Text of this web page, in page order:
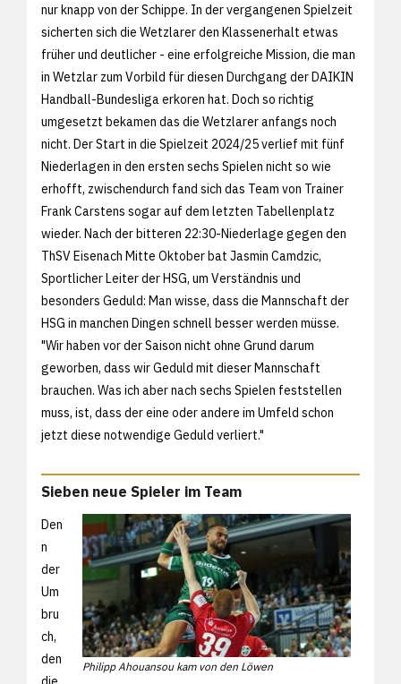
nur knapp von der Schippe. In der vergangenen Spielzeit
sicherten sich die Wetzlarer den Klassenerhalt etwas
früher und deutlicher - eine erfolgreiche Mission, die man
in Wetzlar zum Vorbild für diesen Durchgang der DAIKIN
Handball-Bundesliga erkoren hat. Doch so richtig
umgesetzt bekamen das die Wetzlarer anfangs noch
nicht. Der Start in die Spielzeit 2024/25 verlief mit fünf
Niederlagen in den ersten sechs Spielen nicht so wie
erhofft, zwischendurch fand sich das Team von Trainer
Frank Carstens sogar auf dem letzten Tabellenplatz
wieder. Nach der bitteren 22:30-Niederlage gegen den
ThSV Eisenach Mitte Oktober bat Jasmin Camdzic,
Sportlicher Leiter der HSG, um Verständnis und
besonders Geduld: Man wisse, dass die Mannschaft der
HSG in manchen Dingen schnell besser werden müsse.
"Wir haben vor der Saison nicht ohne Grund darum
geworben, dass wir Geduld mit dieser Mannschaft
brauchen. Was ich aber nach sechs Spielen feststellen
muss, ist, dass der eine oder andere im Umfeld schon
jetzt diese notwendige Geduld verliert."
Sieben neue Spieler im Team
Philipp Ahouansou kam von den Löwen
Den
n
der
Um
bru
ch,
den